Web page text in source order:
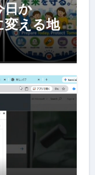
日か
変える地